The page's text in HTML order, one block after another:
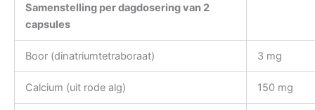
Samenstelling per dagdosering van 2
capsules
Boor (dinatriumtetraboraat) 3 mg
Calcium (uit rode alg) 150 mg